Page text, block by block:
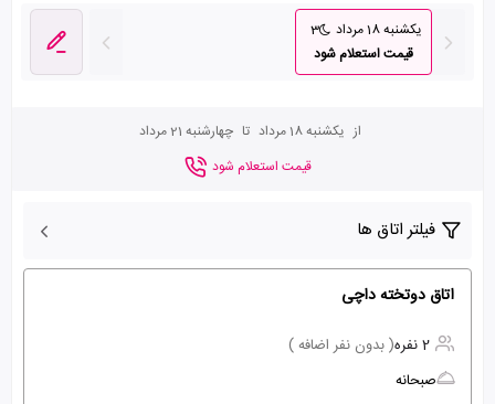
یکشنبه 18 مرداد
3
قیمت استعلام شود
از یکشنبه 18 مرداد تا چهارشنبه 21 مرداد
قیمت استعلام شود
فیلتر اتاق ها
اتاق دوتخته داچی
2 نفره
( بدون نفر اضافه )
صبحانه